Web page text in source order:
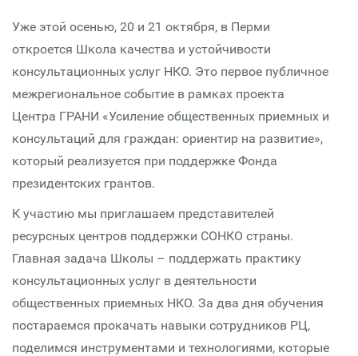
Уже этой осенью, 20 и 21 октября, в Перми
откроется Школа качества и устойчивости
консультационных услуг НКО. Это первое публичное
межрегиональное событие в рамках проекта
Центра ГРАНИ «Усиление общественных приемных и
консультаций для граждан: ориентир на развитие»,
который реализуется при поддержке Фонда
президентских грантов.
К участию мы приглашаем представителей
ресурсных центров поддержки СОНКО страны.
Главная задача Школы – поддержать практику
консультационных услуг в деятельности
общественных приемных НКО. За два дня обучения
постараемся прокачать навыки сотрудников РЦ,
поделимся инструментами и технологиями, которые